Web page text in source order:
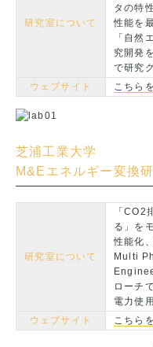
研究室について
タの特
性能を
「自然
究開発
で研究
ウェブサイト
こちら
芝浦工業大学
M&Eエネルギー変換
研究室について
「CO2
る」を
性能化
Multi
ローチ
電力使
ウェブサイト
こちら